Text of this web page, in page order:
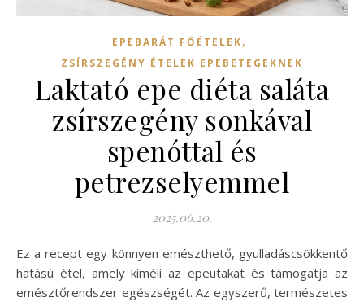
EPEBARÁT FŐÉTELEK,
ZSÍRSZEGÉNY ÉTELEK EPEBETEGEKNEK
Laktató epe diéta saláta
zsírszegény sonkával
spenóttal és
petrezselyemmel
2025.06.20.
Ez a recept egy könnyen emészthető, gyulladáscsökkentő
hatású étel, amely kíméli az epeutakat és támogatja az
emésztőrendszer egészségét. Az egyszerű, természetes